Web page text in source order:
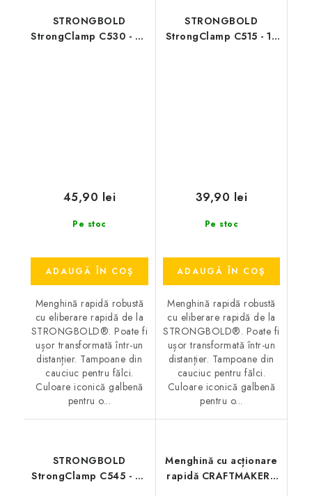
STRONGBOLD
StrongClamp C530 - 30
Pe stoc
45,90 lei
ADAUGĂ ÎN COŞ
Menghină rapidă robustă
cu eliberare rapidă de la
STRONGBOLD®. Poate fi
ușor transformată într-un
distanțier. Tampoane din
cauciuc pentru fălci.
Culoare iconică galbenă
pentru o...
STRONGBOLD
StrongClamp C515 - 15
Pe stoc
39,90 lei
ADAUGĂ ÎN COŞ
Menghină rapidă robustă
cu eliberare rapidă de la
STRONGBOLD®. Poate fi
ușor transformată într-un
distanțier. Tampoane din
cauciuc pentru fălci.
Culoare iconică galbenă
pentru o...
STRONGBOLD
StrongClamp C545 - 45
Menghină cu acționare
rapidă CRAFTMAKER -